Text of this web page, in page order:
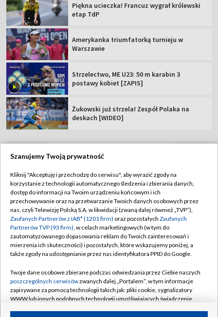
Piękna ucieczka! Francuz wygrał królewski
etap TdP
Amerykanka triumfatorką turnieju w
Warszawie
Strzelectwo, ME U23: 50 m karabin 3
postawy kobiet [ZAPIS]
Żukowski już strzela! Zespół Polaka na
deskach [WIDEO]
Abonament TVP
Sklep TVP
Biuro Reklamy
Oferta Handlowa
Telegazeta ogłoszenia
Rada Programowa
Ogłoszenia przetargowe
Akademia Telewizyjna
Regulamin TVP
Polityka prywatności
Moje zgody
Biuro reklamy
Kontakt
Kanały
©2026 Telewizja Polska Spółka Akcyjna w likwidacji
Szanujemy Twoją prywatność
Kliknij "Akceptuję i przechodzę do serwisu", aby wyrazić zgody na
korzystanie z technologii automatycznego śledzenia i zbierania danych,
dostęp do informacji na Twoim urządzeniu końcowym i ich
przechowywanie oraz na przetwarzanie Twoich danych osobowych przez
nas, czyli Telewizję Polską S.A. w likwidacji (zwaną dalej również „TVP”),
Zaufanych Partnerów z IAB* (1201 firm) oraz pozostałych Zaufanych
Partnerów TVP (93 firm), w celach marketingowych (w tym do
zautomatyzowanego dopasowania reklam do Twoich zainteresowań i
mierzenia ich skuteczności) i pozostałych, które wskazujemy poniżej, a
także zgody na udostępnianie przez nas identyfikatora PPID do Google.
Twoje dane osobowe zbierane podczas odwiedzania przez Ciebie naszych
poszczególnych serwisówzwanych dalej „Portalem”, w tym informacje
zapisywane za pomocą technologii takich jak: pliki cookie, sygnalizatory
WWW lub innych podobnych technologii umożliwiających świadczenie